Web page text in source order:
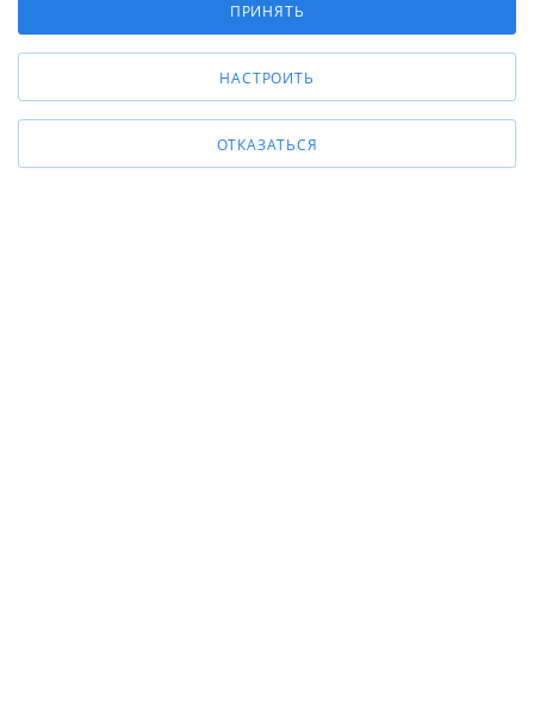
zakaz@belapex.ru
г. Москва, ул. Промышленная, д. 11
Аналитические/Функциональные
ПРИНЯТЬ
НАСТРОИТЬ
ОТКАЗАТЬСЯ